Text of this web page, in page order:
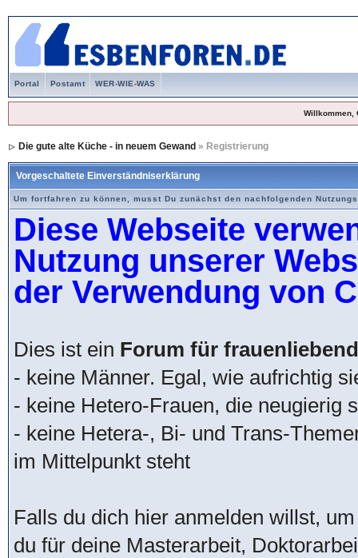
Portal Postamt WER-WIE-WAS
Willkommen,
Die gute alte Küche - in neuem Gewand » Registrierung
Vorgeschaltete Einverständniserklärung
Um fortfahren zu können, musst Du zunächst den nachfolgenden
Diese Webseite
Nutzung unserer
der Verwendung von
Dies ist ein Forum für
- keine Männer. Egal, wie aufrichtig
- keine Hetero-Frauen, die neugierig
- keine Hetera-, Bi- und Trans-
im Mittelpunkt steht
Falls du dich hier anmelden willst,
du für deine Masterarbeit,